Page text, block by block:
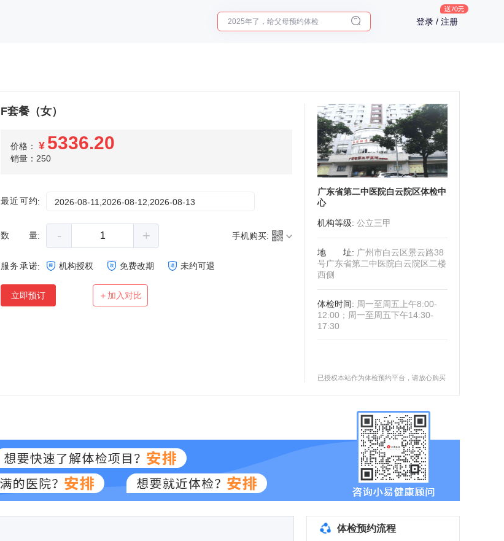
体检前能吃药吗？ 登录 / 注册
F套餐（女）
价格： ¥ 5336.20
销量：250
最近可约: 2026-08-11,2026-08-12,2026-08-13
数量: - + 手机购买:
服务承诺: 机构授权 免费改期 未约可退
立即预订 ＋加入对比
广东省第二中医院白云院区体检中
心
机构等级: 公立三甲
地址: 广州市白云区景云路38
号广东省第二中医院白云院区二楼
西侧
体检时间: 周一至周五上午8:00-
12:00；周一至周五下午14:30-
17:30
已授权本站作为体检预约平台，请放心购买
体检预约流程